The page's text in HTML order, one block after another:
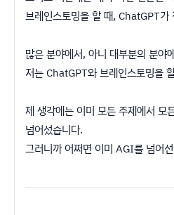
브레인스토밍을 할 때, ChatGPT가
많은 분야에서, 아니 대부분의 분야
저는 ChatGPT와 브레인스토밍을
제 생각에는 이미 모든 주제에서 모
넘어섰습니다.
그러니까 어쩌면 이미 AGI를 넘어